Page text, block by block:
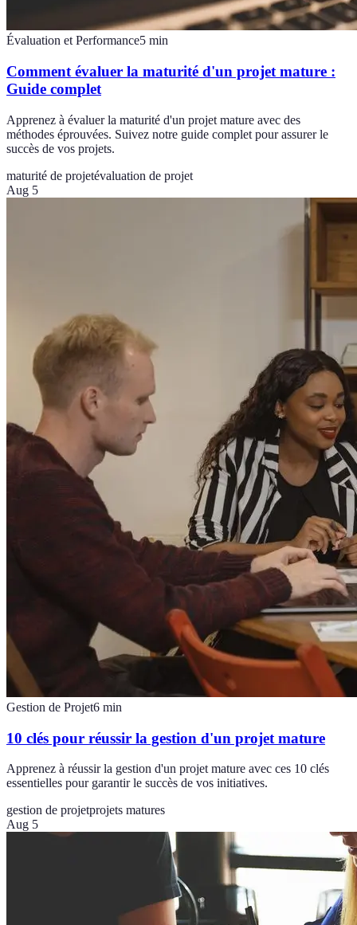
Évaluation et Performance5 min
Comment évaluer la maturité d'un projet mature :
Guide complet
Apprenez à évaluer la maturité d'un projet mature avec des
méthodes éprouvées. Suivez notre guide complet pour assurer le
succès de vos projets.
maturité de projetévaluation de projet
Aug 5
Gestion de Projet6 min
10 clés pour réussir la gestion d'un projet mature
Apprenez à réussir la gestion d'un projet mature avec ces 10 clés
essentielles pour garantir le succès de vos initiatives.
gestion de projetprojets matures
Aug 5